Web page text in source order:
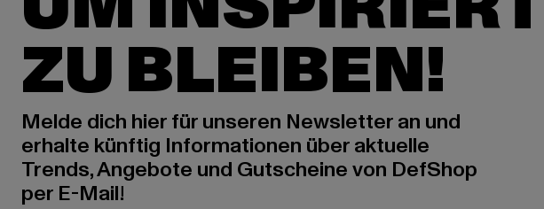
ZU BLEIBEN!
Melde dich hier für unseren Newsletter an und
erhalte künftig Informationen über aktuelle
Trends, Angebote und Gutscheine von DefShop
per E-Mail!